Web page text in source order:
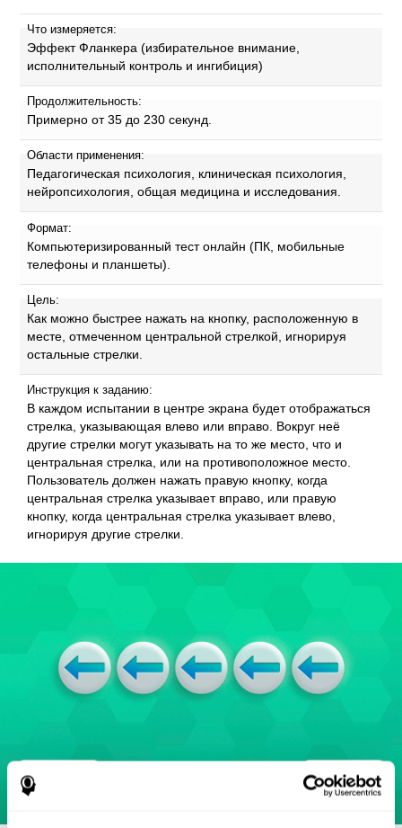
Что измеряется:
Эффект Фланкера (избирательное внимание,
исполнительный контроль и ингибиция)
Продолжительность:
Примерно от 35 до 230 секунд.
Области применения:
Педагогическая психология, клиническая психология,
нейропсихология, общая медицина и исследования.
Формат:
Компьютеризированный тест онлайн (ПК, мобильные
телефоны и планшеты).
Цель:
Как можно быстрее нажать на кнопку, расположенную в
месте, отмеченном центральной стрелкой, игнорируя
остальные стрелки.
Инструкция к заданию:
В каждом испытании в центре экрана будет отображаться
стрелка, указывающая влево или вправо. Вокруг неё
другие стрелки могут указывать на то же место, что и
центральная стрелка, или на противоположное место.
Пользователь должен нажать правую кнопку, когда
центральная стрелка указывает вправо, или правую
кнопку, когда центральная стрелка указывает влево,
игнорируя другие стрелки.